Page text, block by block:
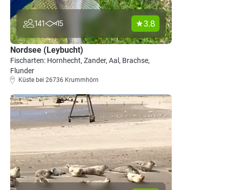
141 15 3.8
Nordsee (Leybucht)
Fischarten: Hornhecht, Zander, Aal, Brachse,
Flunder
Küste bei 26736 Krummhörn